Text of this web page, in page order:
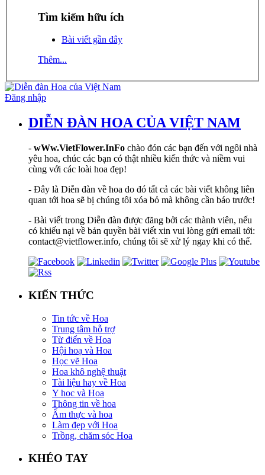
Tìm kiếm hữu ích
Bài viết gần đây
Thêm...
Đăng nhập
DIỄN ĐÀN HOA CỦA VIỆT NAM
- wWw.VietFlower.InFo chào đón các bạn đến với ngôi nhà
yêu hoa, chúc các bạn có thật nhiều kiến thức và niềm vui
cùng với các loài hoa đẹp!
- Đây là Diễn đàn về hoa do đó tất cả các bài viết không liên
quan tới hoa sẽ bị chúng tôi xóa bỏ mà không cần báo trước!
- Bài viết trong Diễn đàn được đăng bởi các thành viên, nếu
có khiếu nại về bản quyền bài viết xin vui lòng gửi email tới:
contact@vietflower.info, chúng tôi sẽ xử lý ngay khi có thể.
KIẾN THỨC
Tin tức về Hoa
Trung tâm hỗ trợ
Từ điển về Hoa
Hội hoạ và Hoa
Học vẽ Hoa
Hoa khô nghệ thuật
Tài liệu hay về Hoa
Y học và Hoa
Thông tin về hoa
Ẩm thực và hoa
Làm đẹp với Hoa
Trồng, chăm sóc Hoa
KHÉO TAY